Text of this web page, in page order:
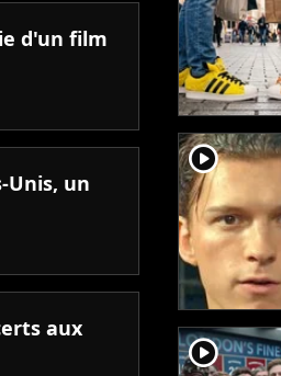
d'un film
Unis, un
aux
player2
player2